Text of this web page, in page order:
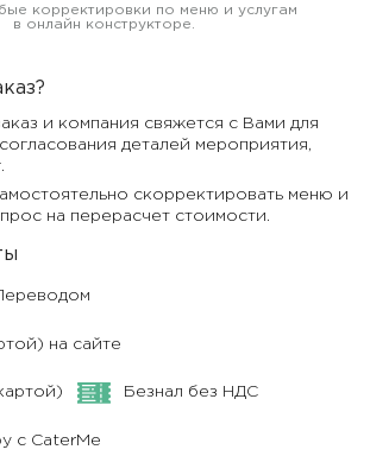
корректировки по меню и услугам
в онлайн конструкторе.
и компания свяжется с Вами для
деталей мероприятия,
скорректировать меню и
на перерасчет стоимости.
на сайте
Безнал без НДС
с CaterMe